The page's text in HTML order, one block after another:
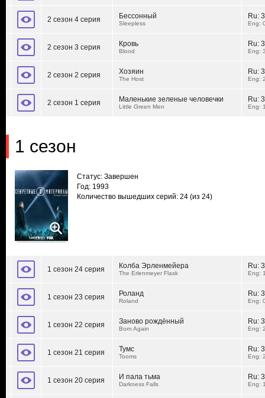
2 сезон 4 серия Бессонный
Sleepless
Ru:
Eng:
2 сезон 3 серия Кровь
Blood
Ru:
Eng:
2 сезон 2 серия Хозяин
The Host
Ru:
Eng:
2 сезон 1 серия Маленькие зеленые человечки
Little Green Men
Ru:
Eng:
1 сезон
Статус: Завершен
Год: 1993
Количество вышедших серий: 24 (из 24)
1 сезон 24 серия Колба Эрленмейера
The Erlenmeyer Flask
Ru:
Eng:
1 сезон 23 серия Роланд
Roland
Ru:
Eng:
1 сезон 22 серия Заново рождённый
Born Again
Ru:
Eng:
1 сезон 21 серия Тумс
Tooms
Ru:
Eng:
1 сезон 20 серия И пала тьма
Darkness Falls
Ru:
Eng: